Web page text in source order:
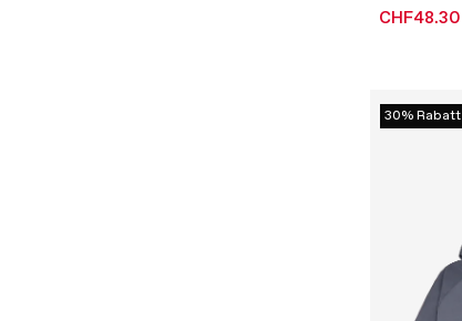
CHF48.30
30% Rabatt